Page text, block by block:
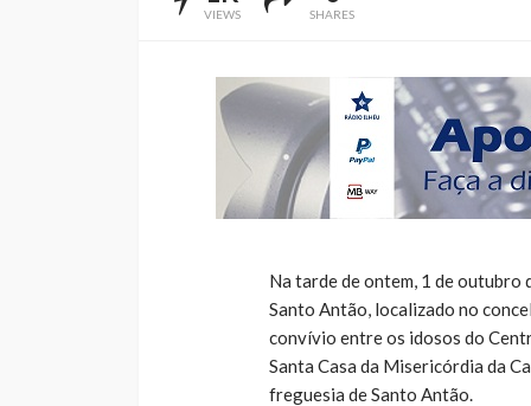
VIEWS SHARES
Na tarde de ontem, 1 de
Santo Antão, localizado no
convívio entre os idosos do
Santa Casa da Misericórdia da
freguesia de Santo Antão.